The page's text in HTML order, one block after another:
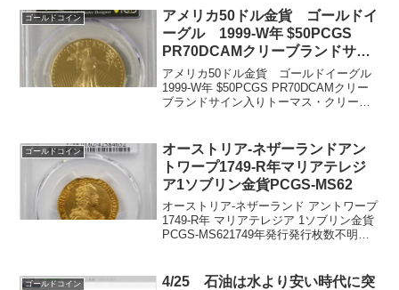
れています。2009ウ...
ゴールドコイン
アメリカ50ドル金貨 ゴールドイ
ーグル 1999-W年 $50PCGS
PR70DCAMクリーブランドサイ
ン入り
アメリカ50ドル金貨 ゴールドイーグル
1999-W年 $50PCGS PR70DCAMクリー
ブランドサイン入りトーマス・クリーブ
リジナル...
ゴールドコイン
オーストリア-ネザーランドアン
トワープ1749-R年マリアテレジ
ア1ソブリン金貨PCGS-MS62
オーストリア-ネザーランド アントワープ
1749-R年 マリアテレジア 1ソブリン金貨
PCGS-MS621749年発行発行枚数不明
位：91.7%金 8.3...
ゴールドコイン
4/25 石油は水より安い時代に突